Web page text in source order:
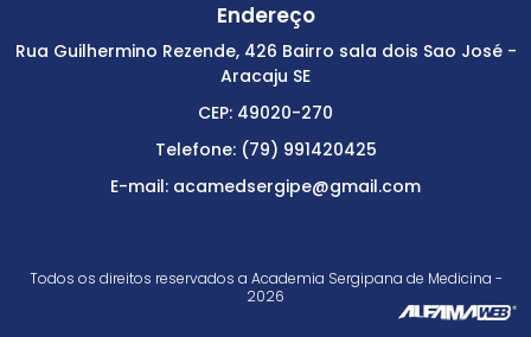
Endereço
Rua Guilhermino Rezende, 426 Bairro sala dois Sao José -
Aracaju SE
CEP: 49020-270
Telefone: (79) 991420425
E-mail: acamedsergipe@gmail.com
Todos os direitos reservados a Academia Sergipana de Medicina -
2026